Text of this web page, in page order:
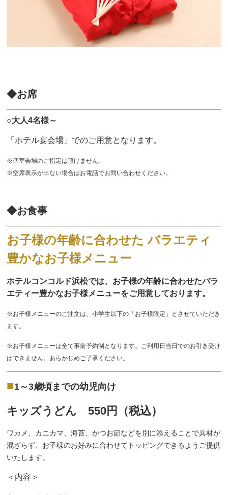
◆お席
○大人4名様～
「ホテル宴会場」でのご用意となります。
※個室会場のご指定は頂けません。
※空席表示が出ない場合はお電話でお問い合わせください。
◆お食事
お子様の年齢に合わせた バラエティ
豊かなお子様メニュー
ホテルコンコルド浜松では、お子様の年齢に合わせたバラ
エティー豊かなお子様メニューをご用意しております。
※お子様メニューのご注文は、小学生以下の「お子様限定」とさせていただき
ます。
※お子様メニューは全て事前予約制となります。ご利用日当日でのお引き受け
はできません。あらかじめご了承ください。
■1～3歳頃までの幼児向け
キッズうどん 550円（税込）
ワカメ、カニカマ、海苔、かつお節などを別に添えることで具材が
混ざらず、お子様のお好みに合わせてトッピングできるようご提供
いたします。
＜内容＞